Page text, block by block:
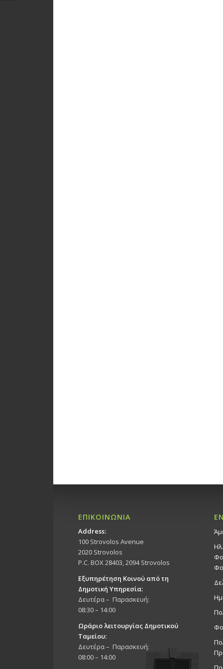
ΕΠΙΚΟΙΝΩΝΙΑ
Address:
100 Strovolos Avenue
2020 Strovolos
P.C. BOX 28403, 2094 Strovolos
Εξυπηρέτηση Κοινού από τη
Δημοτική Υπηρεσία:
Δευτέρα – Παρασκευή:
08:30 – 14:00
Ωράριο λειτουργίας Δημοτικού
Ταμείου:
Δευτέρα – Παρασκευή:
08:00 – 14:00